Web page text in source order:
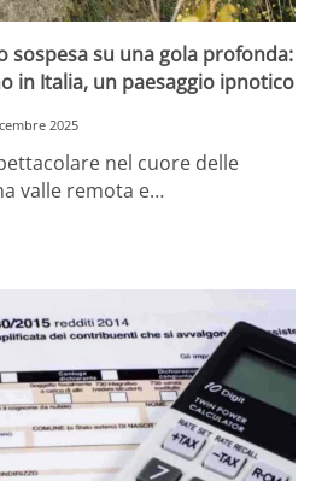
sospesa su una gola profonda:
in Italia, un paesaggio ipnotico
2025
nel cuore delle
valle remota e…